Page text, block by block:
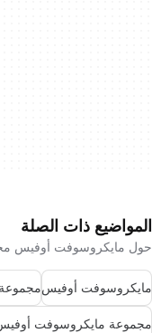
المواضيع ذات الصلة
حول مايكروسوفت أوفيس
مايكروسوفت أوفيس
مجموعة مايكروسوفت